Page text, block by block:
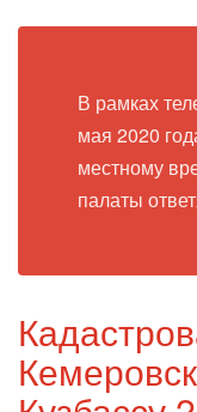
В рамках
мая 2020
местному
палаты